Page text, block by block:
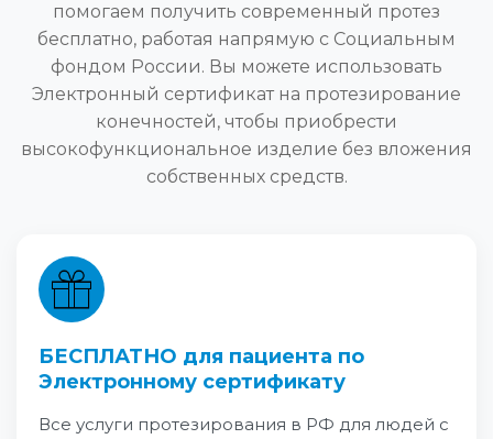
помогаем получить современный протез
бесплатно, работая напрямую с Социальным
фондом России. Вы можете использовать
Электронный сертификат на протезирование
конечностей, чтобы приобрести
высокофункциональное изделие без вложения
собственных средств.
БЕСПЛАТНО для пациента по
Электронному сертификату
Все услуги протезирования в РФ для людей с